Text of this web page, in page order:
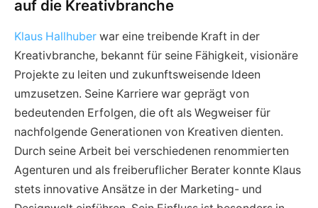
auf die Kreativbranche
Klaus Hallhuber war eine treibende Kraft in der
Kreativbranche, bekannt für seine Fähigkeit, visionäre
Projekte zu leiten und zukunftsweisende Ideen
umzusetzen. Seine Karriere war geprägt von
bedeutenden Erfolgen, die oft als Wegweiser für
nachfolgende Generationen von Kreativen dienten.
Durch seine Arbeit bei verschiedenen renommierten
Agenturen und als freiberuflicher Berater konnte Klaus
stets innovative Ansätze in der Marketing- und